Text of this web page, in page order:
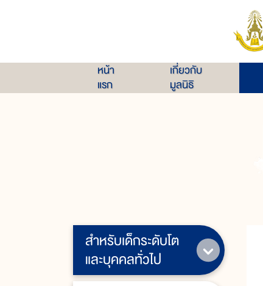
หน้า
แรก
เกี่ยวกับ
มูลนิธิ
สำหรับเด็กระดับโต
และบุคคลทั่วไป